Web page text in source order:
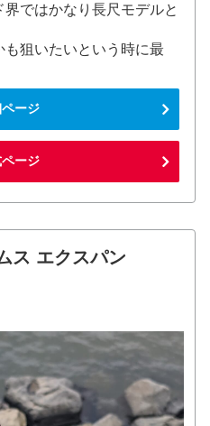
ではかなり長尺モデルと
狙いたいという時に最
ージ
ージ
ス エクスパン